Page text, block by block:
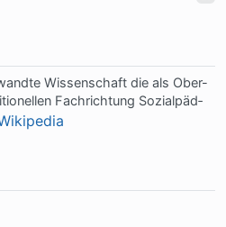
Wis­sen­schaft die als Ober-
Fach­rich­tung So­zi­al­päd­